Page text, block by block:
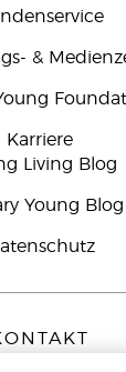
&
Karriere
Living Blog
Young Blog